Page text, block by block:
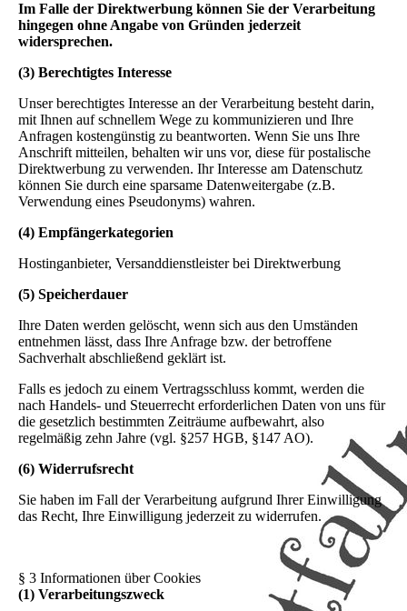
Im Falle der Direktwerbung können Sie der Verarbeitung
hingegen ohne Angabe von Gründen jederzeit
widersprechen.
(3) Berechtigtes Interesse
Unser berechtigtes Interesse an der Verarbeitung besteht darin,
mit Ihnen auf schnellem Wege zu kommunizieren und Ihre
Anfragen kostengünstig zu beantworten. Wenn Sie uns Ihre
Anschrift mitteilen, behalten wir uns vor, diese für postalische
Direktwerbung zu verwenden. Ihr Interesse am Datenschutz
können Sie durch eine sparsame Datenweitergabe (z.B.
Verwendung eines Pseudonyms) wahren.
(4) Empfängerkategorien
Hostinganbieter, Versanddienstleister bei Direktwerbung
(5) Speicherdauer
Ihre Daten werden gelöscht, wenn sich aus den Umständen
entnehmen lässt, dass Ihre Anfrage bzw. der betroffene
Sachverhalt abschließend geklärt ist.
Falls es jedoch zu einem Vertragsschluss kommt, werden die
nach Handels- und Steuerrecht erforderlichen Daten von uns für
die gesetzlich bestimmten Zeiträume aufbewahrt, also
regelmäßig zehn Jahre (vgl. §257 HGB, §147 AO).
(6) Widerrufsrecht
Sie haben im Fall der Verarbeitung aufgrund Ihrer Einwilligung
das Recht, Ihre Einwilligung jederzeit zu widerrufen.
§ 3 Informationen über Cookies
(1) Verarbeitungszweck